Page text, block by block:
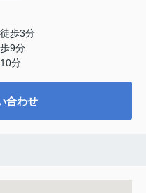
徒歩3分
9分
分
合わせ